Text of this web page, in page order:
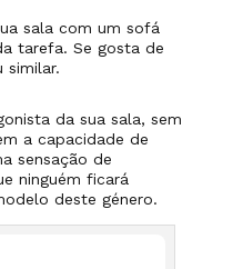
sala com um sofá
tarefa. Se gosta de
similar.
da sua sala, sem
a capacidade de
sensação de
ninguém ficará
deste género.